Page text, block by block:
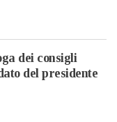
dei consigli
del presidente